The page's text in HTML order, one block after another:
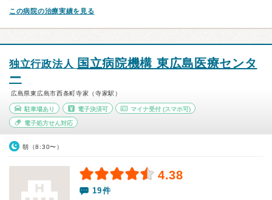
この病院の治療実績を見る
独立行政法人 国立病院機構 東広島医療センタ
ー
広島県東広島市西条町寺家（寺家駅）
駐車場あり 電子決済可 マイナ受付 (スマホ可)
電子処方せん対応
朝（8:30〜）
4.38
19件